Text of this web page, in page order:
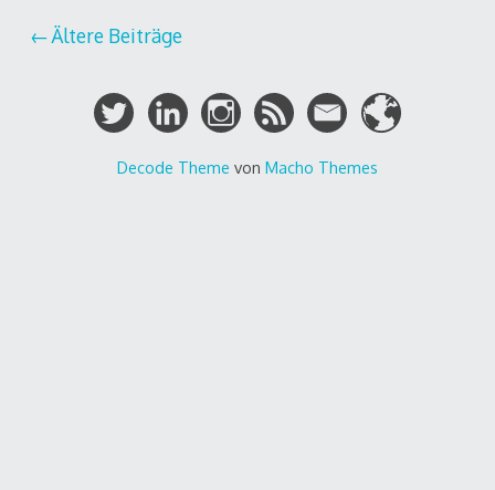
Beitragsnavigation
Ältere Beiträge
Decode Theme von Macho Themes